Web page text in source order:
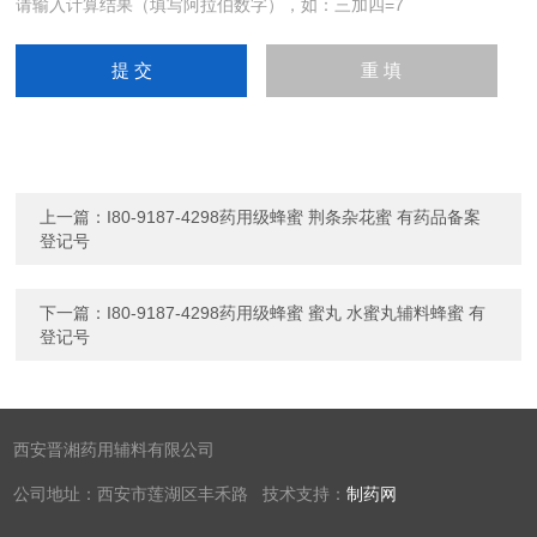
请输入计算结果（填写阿拉伯数字），如：三加四=7
上一篇： I80-9187-4298药用级蜂蜜 荆条杂花蜜 有药品备案
登记号
下一篇： I80-9187-4298药用级蜂蜜 蜜丸 水蜜丸辅料蜂蜜 有
登记号
西安晋湘药用辅料有限公司
公司地址：西安市莲湖区丰禾路 技术支持：制药网